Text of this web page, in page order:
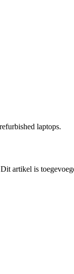
laptops.
artikel is